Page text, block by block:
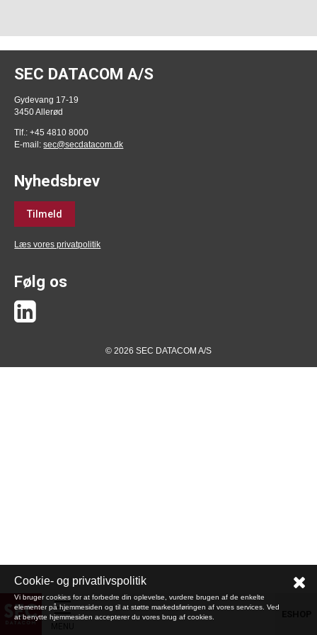
SEC DATACOM A/S
Gydevang 17-19
3450 Allerød
Tlf.: +45 4810 8000
E-mail:sec@secdatacom.dk
Nyhedsbrev
Tilmeld
Læs vores privatpolitik
Følg os
© 2026 SEC DATACOM A/S
Cookie- og privatlivspolitik
Vi bruger cookies for at forbedre din oplevelse, vurdere brugen af de enkelte
elementer på hjemmesiden og til at støtte markedsføringen af vores services. Ved
at benytte hjemmesiden accepterer du vores brug af cookies.